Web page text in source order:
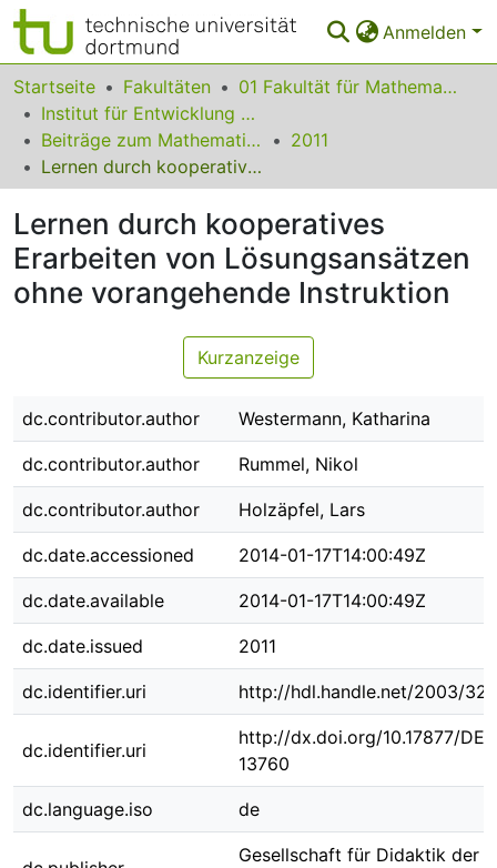
Anmelden
Bereiche & Sammlungen
Das gesamte Repositorium
Statistiken
FAQ
Leitlinien
Zurück zur Startseite
Startseite Fakultäten
01 Fakultät für Mathematik
Institut für Entwicklung und Erforschung des Mathematikunterrichts
Beiträge zum Mathematikunterricht
2011
Lernen durch kooperatives Erarbeiten von Lösungsansätzen ohne vorangehende Instruktion
Lernen durch kooperatives
Erarbeiten von Lösungsansätzen
ohne vorangehende Instruktion
Kurzanzeige
dc.contributor.author Westermann, Katharina
dc.contributor.author Rummel, Nikol
dc.contributor.author Holzäpfel, Lars
dc.date.accessioned 2014-01-17T14:00:49Z
dc.date.available 2014-01-17T14:00:49Z
dc.date.issued 2011
dc.identifier.uri http://hdl.handle.net/2003/
dc.identifier.uri
http://dx.doi.org/10.17877/
13760
dc.language.iso de
Gesellschaft für Didaktik der